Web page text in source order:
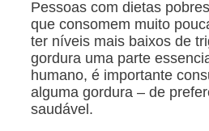
Pessoas com dietas
que consomem muito
ter níveis mais baixos de
gordura uma parte
humano, é importante
alguma gordura – de
saudável.